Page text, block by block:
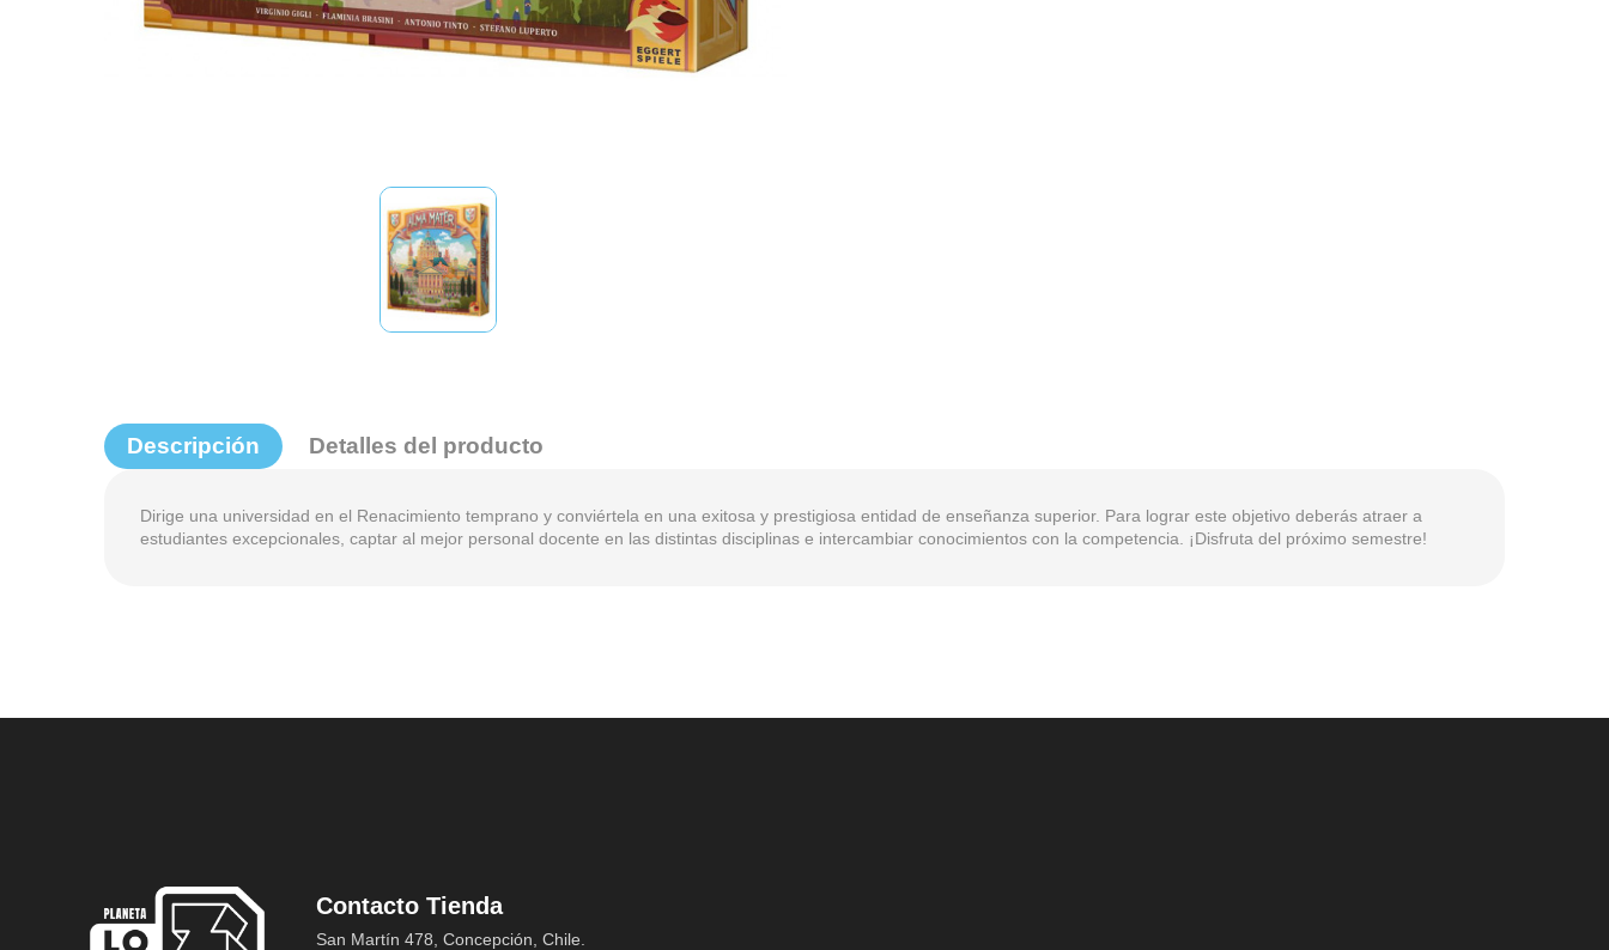
Descripción Detalles del producto
Dirige una universidad en el Renacimiento temprano y conviértela en una exitosa y prestigiosa entidad de enseñanza superior. Para lograr este objetivo deberás atraer a
estudiantes excepcionales, captar al mejor personal docente en las distintas disciplinas e intercambiar conocimientos con la competencia. ¡Disfruta del próximo semestre!
Contacto Tienda
San Martín 478, Concepción, Chile.